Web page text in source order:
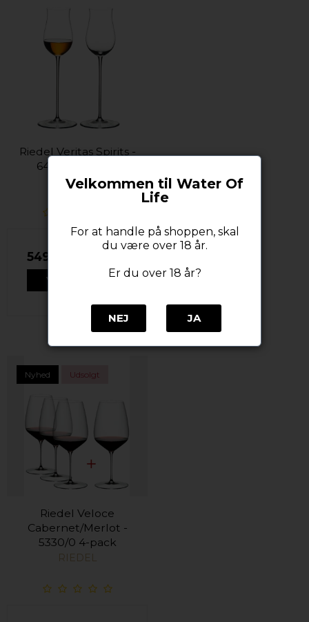
Riedel Veritas Spirits -
6449/71 2-pack
RIEDEL
549,49 DKK
VIS PRODUKT
Nyhed Udsolgt
Riedel Veloce
Cabernet/Merlot -
5330/0 4-pack
RIEDEL
Velkommen til Water Of
Life
For at handle på shoppen, skal
du være over 18 år.
Er du over 18 år?
NEJ JA